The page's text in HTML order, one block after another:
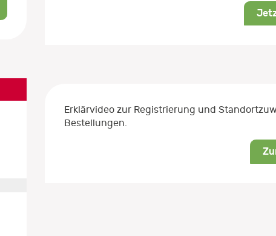
Erklärvideo zur Registrierung und
Bestellungen.